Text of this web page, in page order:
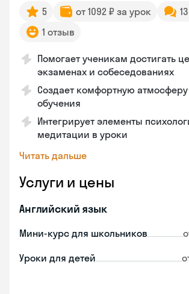
5 от 1092 ₽ за урок
1 отзыв
Помогает ученикам достигать
экзаменах и собеседованиях
Создает комфортную
обучения
Интегрирует элементы
медитации в уроки
Читать дальше
Услуги и цены
Английский язык
Мини-курс для школьников
Уроки для детей